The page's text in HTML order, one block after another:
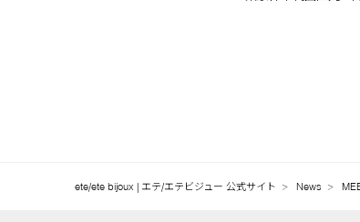
ete/ete bijoux | エテ/エテビジュー 公式サイト News